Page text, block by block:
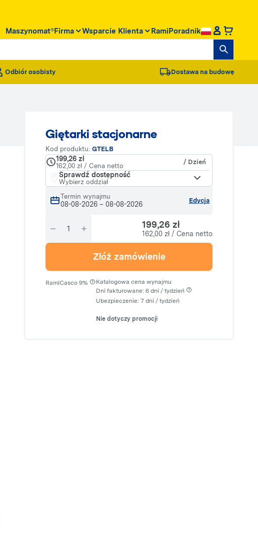
Maszynomat®Firma Wsparcie Klienta RamiPoradnik
Odbiór osobisty Dostawa na budowę
Giętarki stacjonarne
Kod produktu: GTELB
199,26 zł
162,00 zł / Cena netto
/ Dzień
Sprawdź dostępność
Wybierz oddział
Termin wynajmu
08-08-2026 – 08-08-2026 Edycja
199,26 zł
162,00 zł / Cena netto
Złóż zamówienie
RamiCasco 9% ·Katalogowa cena wynajmu
Dni fakturowane: 6 dni / tydzień
Ubezpieczenie: 7 dni / tydzień
Nie dotyczy promocji